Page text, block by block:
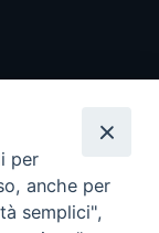
per
anche per
semplici",